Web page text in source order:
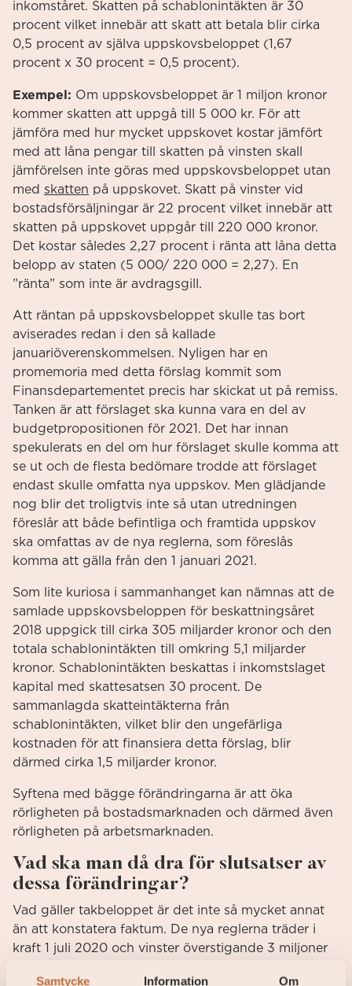
Samtycke Information Om
inkomståret. Skatten på schablonintäkten är 30
procent vilket innebär att skatt att betala blir cirka
0,5 procent av själva uppskovsbeloppet (1,67
procent x 30 procent = 0,5 procent).
Exempel: Om uppskovsbeloppet är 1 miljon kronor
kommer skatten att uppgå till 5 000 kr. För att
jämföra med hur mycket uppskovet kostar jämfört
med att låna pengar till skatten på vinsten skall
jämförelsen inte göras med uppskovsbeloppet utan
med skatten på uppskovet. Skatt på vinster vid
bostadsförsäljningar är 22 procent vilket innebär att
skatten på uppskovet uppgår till 220 000 kronor.
Det kostar således 2,27 procent i ränta att låna detta
belopp av staten (5 000/ 220 000 = 2,27). En
”ränta” som inte är avdragsgill.
Att räntan på uppskovsbeloppet skulle tas bort
aviserades redan i den så kallade
januariöverenskommelsen. Nyligen har en
promemoria med detta förslag kommit som
Finansdepartementet precis har skickat ut på remiss.
Tanken är att förslaget ska kunna vara en del av
budgetpropositionen för 2021. Det har innan
spekulerats en del om hur förslaget skulle komma att
se ut och de flesta bedömare trodde att förslaget
endast skulle omfatta nya uppskov. Men glädjande
nog blir det troligtvis inte så utan utredningen
föreslår att både befintliga och framtida uppskov
ska omfattas av de nya reglerna, som föreslås
komma att gälla från den 1 januari 2021.
Som lite kuriosa i sammanhanget kan nämnas att de
samlade uppskovsbeloppen för beskattningsåret
2018 uppgick till cirka 305 miljarder kronor och den
totala schablonintäkten till omkring 5,1 miljarder
kronor. Schablonintäkten beskattas i inkomstslaget
kapital med skattesatsen 30 procent. De
sammanlagda skatteintäkterna från
schablonintäkten, vilket blir den ungefärliga
kostnaden för att finansiera detta förslag, blir
därmed cirka 1,5 miljarder kronor.
Syftena med bägge förändringarna är att öka
rörligheten på bostadsmarknaden och därmed även
rörligheten på arbetsmarknaden.
Vad ska man då dra för slutsatser av
dessa förändringar?
Vad gäller takbeloppet är det inte så mycket annat
än att konstatera faktum. De nya reglerna träder i
kraft 1 juli 2020 och vinster överstigande 3 miljoner